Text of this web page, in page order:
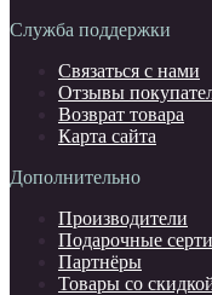
Служба поддержки
Связаться с нами
Отзывы
Возврат товара
Карта сайта
Дополнительно
Производители
Подарочные
Партнёры
Товары со